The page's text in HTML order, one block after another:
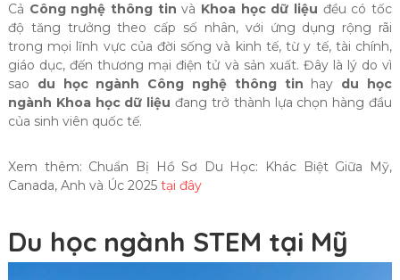
Cả Công nghệ thông tin và Khoa học dữ liệu đều có tốc
độ tăng trưởng theo cấp số nhân, với ứng dụng rộng rãi
trong mọi lĩnh vực của đời sống và kinh tế, từ y tế, tài chính,
giáo dục, đến thương mại điện tử và sản xuất. Đây là lý do vì
sao du học ngành Công nghệ thông tin hay du học
ngành Khoa học dữ liệu đang trở thành lựa chọn hàng đầu
của sinh viên quốc tế.
Xem thêm: Chuẩn Bị Hồ Sơ Du Học: Khác Biệt Giữa Mỹ,
Canada, Anh và Úc 2025 tại đây
Du học ngành STEM tại Mỹ